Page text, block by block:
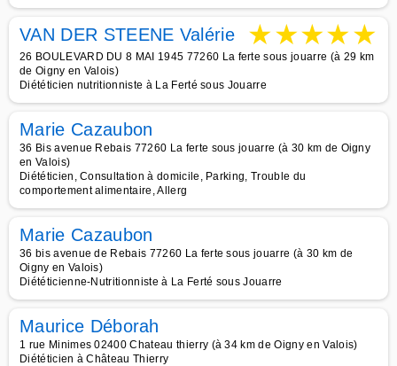
VAN DER STEENE Valérie ★★★★★
26 BOULEVARD DU 8 MAI 1945 77260 La ferte sous jouarre (à 29 km
de Oigny en Valois)
Diététicien nutritionniste à La Ferté sous Jouarre
Marie Cazaubon
36 Bis avenue Rebais 77260 La ferte sous jouarre (à 30 km de Oigny
en Valois)
Diététicien, Consultation à domicile, Parking, Trouble du
comportement alimentaire, Allerg
Marie Cazaubon
36 bis avenue de Rebais 77260 La ferte sous jouarre (à 30 km de
Oigny en Valois)
Diététicienne-Nutritionniste à La Ferté sous Jouarre
Maurice Déborah
1 rue Minimes 02400 Chateau thierry (à 34 km de Oigny en Valois)
Diététicien à Château Thierry